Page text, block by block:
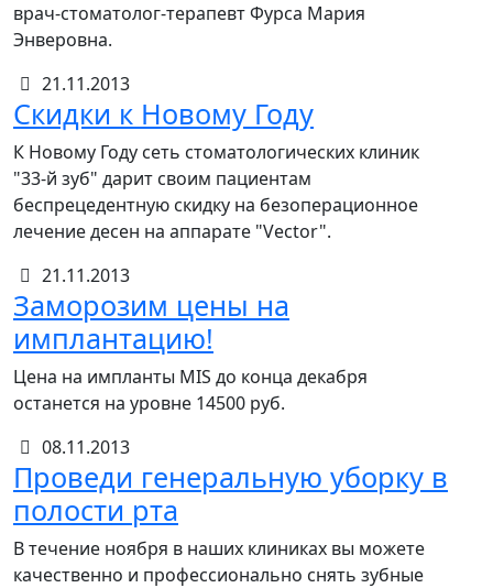
врач-стоматолог-терапевт Фурса Мария
Энверовна.
21.11.2013
Скидки к Новому Году
К Новому Году сеть стоматологических клиник
"33-й зуб" дарит своим пациентам
беспрецедентную скидку на безоперационное
лечение десен на аппарате "Vector".
21.11.2013
Заморозим цены на
имплантацию!
Цена на импланты MIS до конца декабря
останется на уровне 14500 руб.
08.11.2013
Проведи генеральную уборку в
полости рта
В течение ноября в наших клиниках вы можете
качественно и профессионально снять зубные